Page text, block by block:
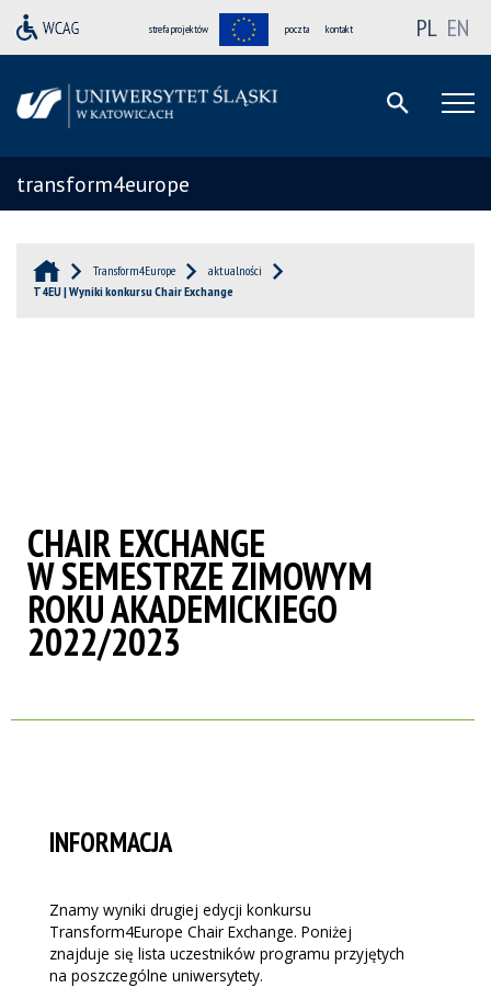
strefa projektów poczta kontakt PL EN
transform4europe
Transform4Europe
aktualności
T4EU | Wyniki konkursu Chair Exchange
CHAIR EXCHANGE
W SEMESTRZE ZIMOWYM
ROKU AKADEMICKIEGO
2022/2023
INFORMACJA
Znamy wyniki drugiej edycji konkursu
Transform4Europe Chair Exchange. Poniżej
znajduje się lista uczestników programu przyjętych
na poszczególne uniwersytety.